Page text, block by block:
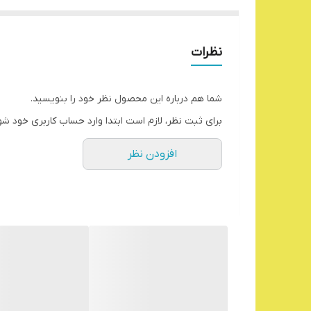
نظرات
شما هم درباره این محصول نظر خود را بنویسید.
برای ثبت نظر، لازم است ابتدا وارد حساب کاربری خود
افزودن نظر